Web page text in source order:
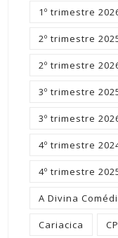
1º trimestre
2º trimestre
2º trimestre
3º trimestre
3º trimestre
4º trimestre
4º trimestre
A Divina
Cariacica